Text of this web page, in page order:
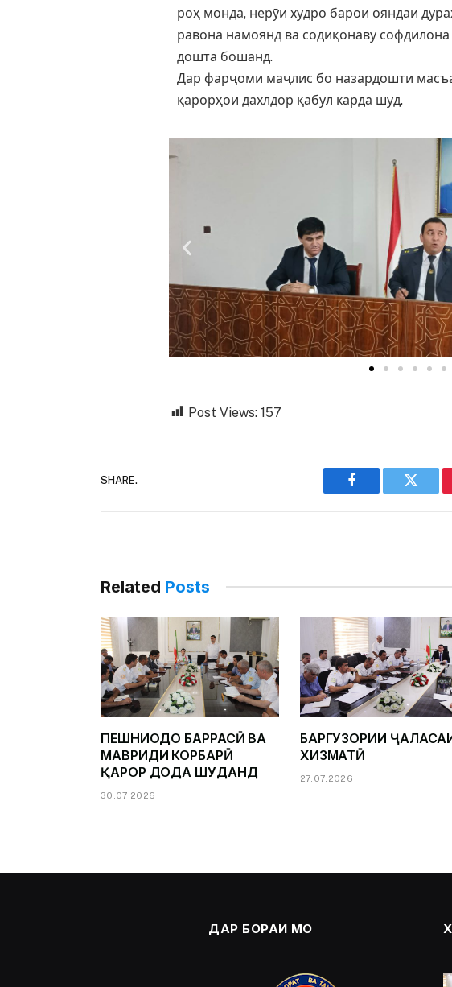
роҳ монда, нерӯи худро барои ояндаи
равона намоянд ва содиқонаву
дошта бошанд.
Дар фарҷоми маҷлис бо назардошти
қарорҳои дахлдор қабул карда шуд.
Post Views: 157
SHARE.
Facebook Twitter
Related Posts
ПЕШНИҲОДҲО БАРРАСӢ ВА
МАВРИДИ КОРБАРӢ
ҚАРОР ДОДА ШУДАНД
30.07.2026
БАРГУЗОРИИ
ХИЗМАТӢ
27.07.2026
ДАР БОРАИ МО